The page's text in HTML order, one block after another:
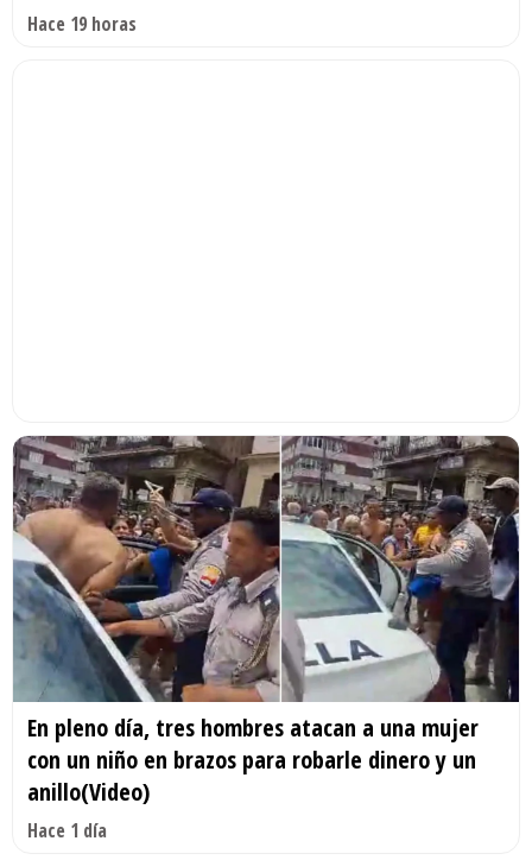
Hace 19 horas
En pleno día, tres hombres atacan a una mujer
con un niño en brazos para robarle dinero y un
anillo(Video)
Hace 1 día